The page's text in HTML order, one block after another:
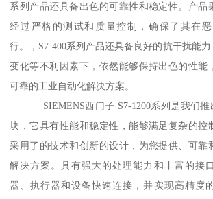
系列产品还具备出色的可靠性和稳定性。产品
经过严格的测试和质量控制，确保了其在
行。，S7-400系列产品还具备良好的抗干扰能
变化等不利因素下，依然能够保持出色的性能
可靠的工业自动化解决方案。
SIEMENS西门子 S7-1200系列是我们推
块，它具有性能和稳定性，能够满足复杂的控
采用了的技术和创新的设计，为您提供、可靠
解决方案。具有强大的处理能力和丰富的接
器、执行器和设备快速连接，并实现高精度